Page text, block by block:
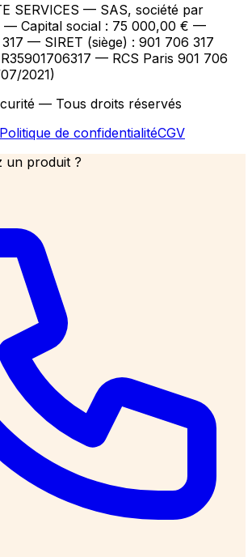
SERVICES — SAS, société par
— Capital social : 75 000,00 € —
— SIRET (siège) : 901 706 317
— RCS Paris 901 706
2021)
— Tous droits réservés
Politique de confidentialitéCGV
un produit ?